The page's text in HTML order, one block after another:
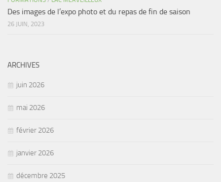
Des images de l’expo photo et du repas de fin de saison
26 JUIN, 2023
ARCHIVES
juin 2026
mai 2026
février 2026
janvier 2026
décembre 2025